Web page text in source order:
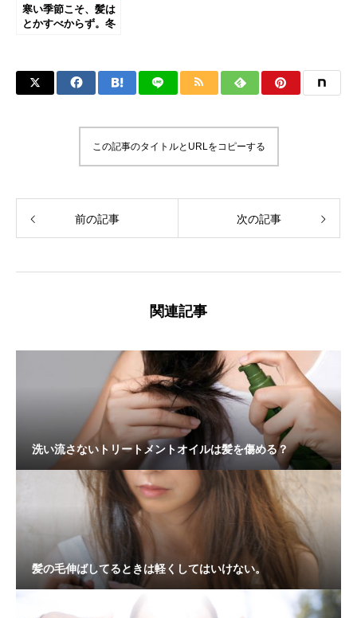
寒い季節こそ、髪は
とかすべからず。冬
この記事のタイトルとURLをコピーする
前の記事 次の記事
関連記事
洗い流さないトリートメントオイルは髪を傷める？
髪の毛伸ばしてるときは軽くしてはいけない。